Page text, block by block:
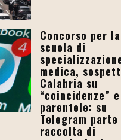
Concorso per la
scuola di
medica,
Calabria su
“coincidenze” e
parentele: su
Telegram parte
raccolta di